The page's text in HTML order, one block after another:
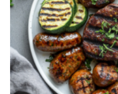
steaks
soja
»,
«
saucisses